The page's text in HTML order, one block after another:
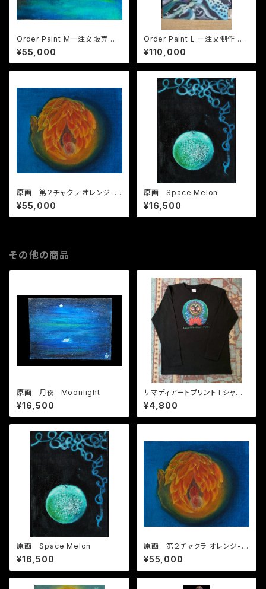
Order Paint Mー注文販売 サ
イズM
¥55,000
Order Paint L ー注文制作 サ
イズ L
¥110,000
原画 第２チャクラ オレンジ-S
econd chakra -Svadhistha
na-Orange
¥55,000
原画 Space Melon
¥16,500
その他の商品
原画 月夜 -Moonlight
¥16,500
サマディアートプリントTシャ
ツ 長袖 ジャガンナート
¥4,800
原画 Space Melon
¥16,500
原画 第２チャクラ オレンジ-S
econd chakra -Svadhistha
na-Orange
¥55,000